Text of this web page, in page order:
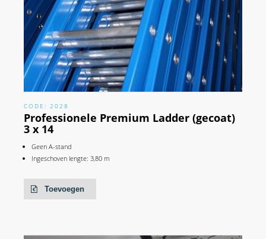
CODE: 2028
Professionele Premium Ladder (gecoat)
3 x 14
Geen A-stand
Ingeschoven lengte: 3,80 m
Toevoegen